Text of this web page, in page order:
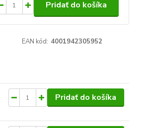
Pridať do košíka
EAN kód: 4001942305952
Pridať do košíka